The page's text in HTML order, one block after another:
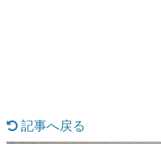
カテゴリ
記事へ戻る